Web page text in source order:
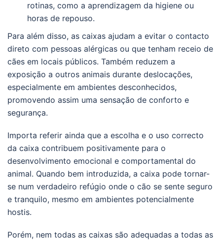
rotinas, como a aprendizagem da higiene ou
horas de repouso.
Para além disso, as caixas ajudam a evitar o contacto
direto com pessoas alérgicas ou que tenham receio de
cães em locais públicos. Também reduzem a
exposição a outros animais durante deslocações,
especialmente em ambientes desconhecidos,
promovendo assim uma sensação de conforto e
segurança.
Importa referir ainda que a escolha e o uso correcto
da caixa contribuem positivamente para o
desenvolvimento emocional e comportamental do
animal. Quando bem introduzida, a caixa pode tornar-
se num verdadeiro refúgio onde o cão se sente seguro
e tranquilo, mesmo em ambientes potencialmente
hostis.
Porém, nem todas as caixas são adequadas a todas as